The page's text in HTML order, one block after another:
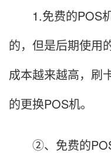
1.免费的POS机
的，但是后期使用
成本越来越高，刷
的更换POS机。
②、免费的POS